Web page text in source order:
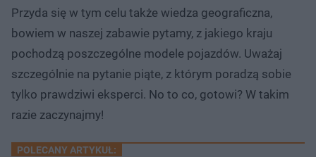
Przyda się w tym celu także wiedza geograficzna,
bowiem w naszej zabawie pytamy, z jakiego kraju
pochodzą poszczególne modele pojazdów. Uważaj
szczególnie na pytanie piąte, z którym poradzą sobie
tylko prawdziwi eksperci. No to co, gotowi? W takim
razie zaczynajmy!
POLECANY ARTYKUŁ: